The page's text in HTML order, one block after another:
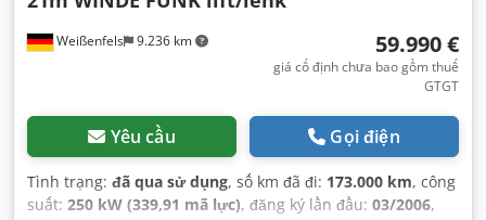
Weißenfels 9.236 km 59.990 €
giá cố định chưa bao gồm thuế
GTGT
Yêu cầu Gọi điện
Tình trạng: đã qua sử dụng, số km đã đi: 173.000 km, công
suất: 250 kW (339,91 mã lực), đăng ký lần đầu: 03/2006,